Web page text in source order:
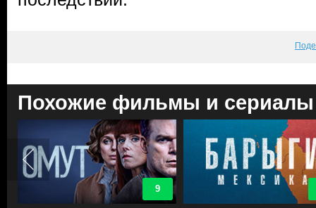
Похожие фильмы и сериалы
9